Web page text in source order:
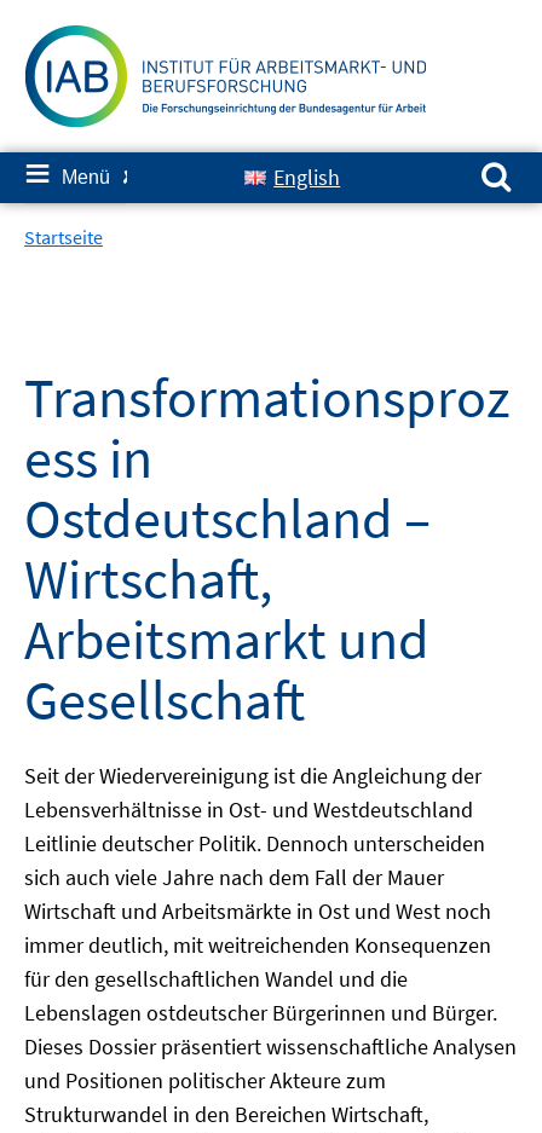
zum
Inhalt
≡ Menü ✘ English
Suchen nach:
Startseite
Transformationsproz
ess in
Ostdeutschland –
Wirtschaft,
Arbeitsmarkt und
Gesellschaft
Seit der Wiedervereinigung ist die Angleichung der
Lebensverhältnisse in Ost- und Westdeutschland
Leitlinie deutscher Politik. Dennoch unterscheiden
sich auch viele Jahre nach dem Fall der Mauer
Wirtschaft und Arbeitsmärkte in Ost und West noch
immer deutlich, mit weitreichenden Konsequenzen
für den gesellschaftlichen Wandel und die
Lebenslagen ostdeutscher Bürgerinnen und Bürger.
Dieses Dossier präsentiert wissenschaftliche Analysen
und Positionen politischer Akteure zum
Strukturwandel in den Bereichen Wirtschaft,